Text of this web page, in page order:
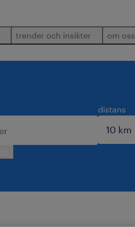
trender och insikter om oss
distans